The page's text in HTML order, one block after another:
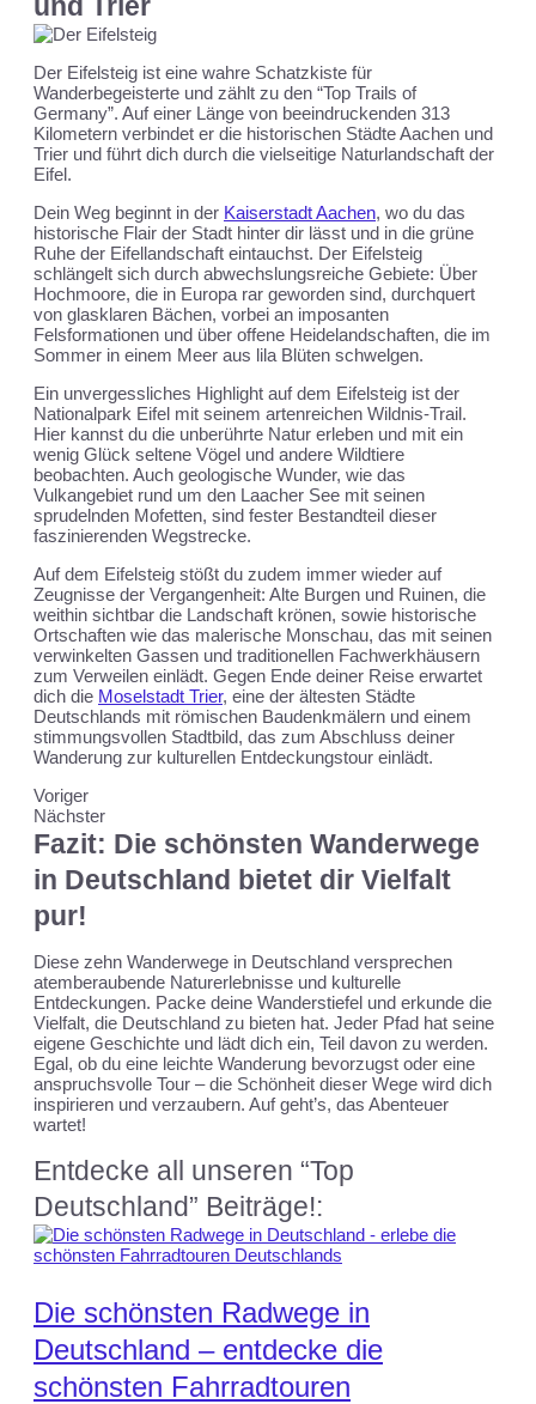
Der Eifelsteig ist eine wahre Schatzkiste für
Wanderbegeisterte und zählt zu den “Top Trails of
Germany”. Auf einer Länge von beeindruckenden 313
Kilometern verbindet er die historischen Städte Aachen und
Trier und führt dich durch die vielseitige Naturlandschaft der
Eifel.
Dein Weg beginnt in der Kaiserstadt Aachen, wo du das
historische Flair der Stadt hinter dir lässt und in die grüne
Ruhe der Eifellandschaft eintauchst. Der Eifelsteig
schlängelt sich durch abwechslungsreiche Gebiete: Über
Hochmoore, die in Europa rar geworden sind, durchquert
von glasklaren Bächen, vorbei an imposanten
Felsformationen und über offene Heidelandschaften, die im
Sommer in einem Meer aus lila Blüten schwelgen.
Ein unvergessliches Highlight auf dem Eifelsteig ist der
Nationalpark Eifel mit seinem artenreichen Wildnis-Trail.
Hier kannst du die unberührte Natur erleben und mit ein
wenig Glück seltene Vögel und andere Wildtiere
beobachten. Auch geologische Wunder, wie das
Vulkangebiet rund um den Laacher See mit seinen
sprudelnden Mofetten, sind fester Bestandteil dieser
faszinierenden Wegstrecke.
Auf dem Eifelsteig stößt du zudem immer wieder auf
Zeugnisse der Vergangenheit: Alte Burgen und Ruinen, die
weithin sichtbar die Landschaft krönen, sowie historische
Ortschaften wie das malerische Monschau, das mit seinen
verwinkelten Gassen und traditionellen Fachwerkhäusern
zum Verweilen einlädt. Gegen Ende deiner Reise erwartet
dich die Moselstadt Trier, eine der ältesten Städte
Deutschlands mit römischen Baudenkmälern und einem
stimmungsvollen Stadtbild, das zum Abschluss deiner
Wanderung zur kulturellen Entdeckungstour einlädt.
Voriger
Nächster
Fazit: Die schönsten Wanderwege
in Deutschland bietet dir Vielfalt
pur!
Diese zehn Wanderwege in Deutschland versprechen
atemberaubende Naturerlebnisse und kulturelle
Entdeckungen. Packe deine Wanderstiefel und erkunde die
Vielfalt, die Deutschland zu bieten hat. Jeder Pfad hat seine
eigene Geschichte und lädt dich ein, Teil davon zu werden.
Egal, ob du eine leichte Wanderung bevorzugst oder eine
anspruchsvolle Tour – die Schönheit dieser Wege wird dich
inspirieren und verzaubern. Auf geht’s, das Abenteuer
wartet!
Entdecke all unseren “Top
Deutschland” Beiträge!:
Die schönsten Radwege in
Deutschland – entdecke die
schönsten Fahrradtouren